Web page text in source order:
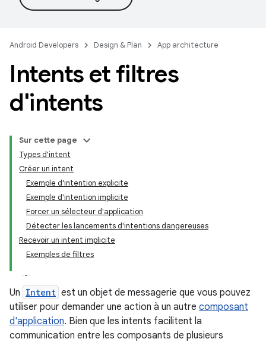
Android Developers Design & Plan App architecture
Intents et filtres
d'intents
Sur cette page
Types d'intent
Créer un intent
Exemple d'intention explicite
Exemple d'intention implicite
Forcer un sélecteur d'application
Détecter les lancements d'intentions dangereuses
Recevoir un intent implicite
Exemples de filtres
Un Intent est un objet de messagerie que vous pouvez
utiliser pour demander une action à un autre composant
d'application. Bien que les intents facilitent la
communication entre les composants de plusieurs